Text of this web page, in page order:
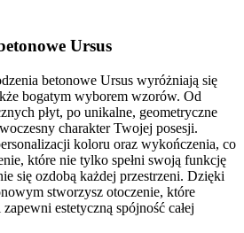
Ursus
betonowe Ursus wyróżniają się
bogatym wyborem wzorów. Od
płyt, po unikalne, geometryczne
charakter Twojej posesji.
koloru oraz wykończenia, co
które nie tylko spełni swoją funkcję
się ozdobą każdej przestrzeni. Dzięki
stworzysz otoczenie, które
estetyczną spójność całej